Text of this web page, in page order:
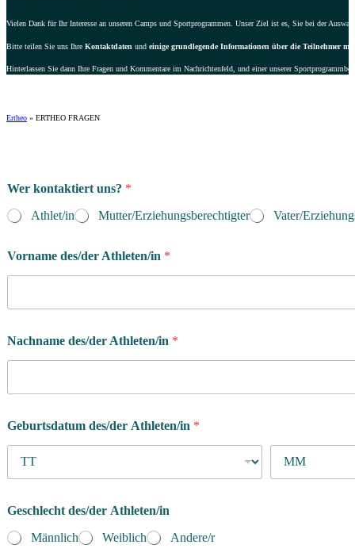
Vielen Dank für Ihr Interesse an unseren Camps und Sportprogrammen. Unser Ziel ist es, Sie bei der
Bitte teilen Sie uns Ihre Kontaktdaten und einige grundlegende Informationen über die Teilnehmer mit
Hinterlassen Sie dann Ihre Fragen und Kommentare im Nachrichtenfeld, und einer unserer
Ertheo » ERTHEO FRAGEN
Wer kontaktiert uns? *
Athlet/in
Mutter/Erziehungsberechtigter Vater/
Vorname des/der Athleten/in *
Nachname des/der Athleten/in *
Geburtsdatum des/der Athleten/in *
Geschlecht des/der Athleten/in
Männlich
Weiblich Andere/r